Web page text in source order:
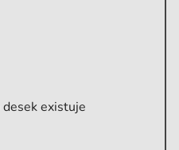
desek existuje